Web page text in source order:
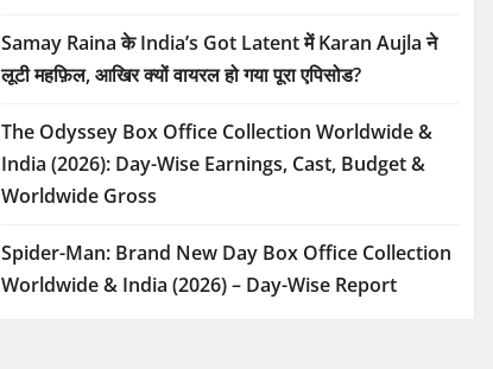
Samay Raina के India’s Got Latent में Karan Aujla ने
लूटी महफ़िल, आखिर क्यों वायरल हो गया पूरा एपिसोड?
The Odyssey Box Office Collection Worldwide &
India (2026): Day-Wise Earnings, Cast, Budget &
Worldwide Gross
Spider-Man: Brand New Day Box Office Collection
Worldwide & India (2026) – Day-Wise Report